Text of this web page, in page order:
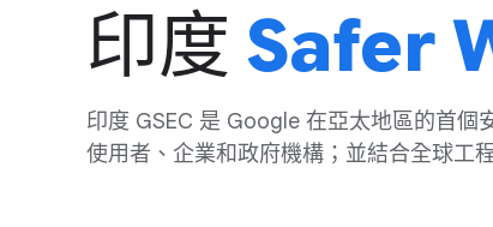
印度 Safer
印度 G​SEC 是 Google 在​亞太​地區​的​首​
使用者、​企業​和​政府​機構​；​並​結合​全球​工